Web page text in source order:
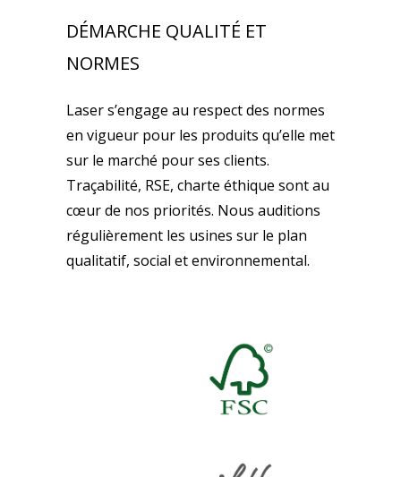
DÉMARCHE QUALITÉ ET
NORMES
Laser s’engage au respect des normes
en vigueur pour les produits qu’elle met
sur le marché pour ses clients.
Traçabilité, RSE, charte éthique sont au
cœur de nos priorités. Nous auditions
régulièrement les usines sur le plan
qualitatif, social et environnemental.